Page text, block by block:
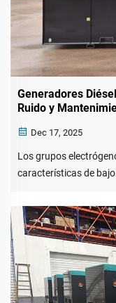
Generadores
Ruido y
Dec 17, 2025
Los grupos
características de
Materiales especiales
estructural eficaz